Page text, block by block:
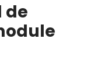
de